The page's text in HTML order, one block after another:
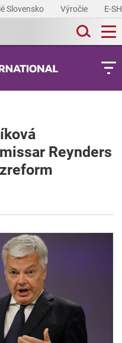
Slovensko Výročie E-
Reynders